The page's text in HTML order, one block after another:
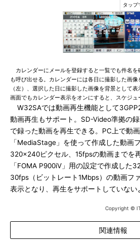
カレンダーにメールを登録すると一覧でも件名
も呼び出せる。カレンダーには各日に撮影した画
（左）、選択した日に撮影した画像を背景として
画面でもカレンダー表示をオンにすると、スケジ
W32SAでは動画再生機能として
動画再生もサポート。SD-Video準拠の
で録った動画を再生できる。PC上で動
「MediaStage」を使って作成した動画
320×240ピクセル、15fpsの動画までを
「FOMA P900iV」用の設定で作成した
30fps（ビットレート1Mbps）の動画フ
表示となり、再生をサポートしていない
Copyright ©
関連情報